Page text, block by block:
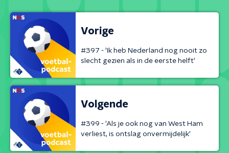
Vorige
#397 - 'Ik heb Nederland nog nooit zo
slecht gezien als in de eerste helft'
Volgende
#399 - 'Als je ook nog van West Ham
verliest, is ontslag onvermijdelijk'